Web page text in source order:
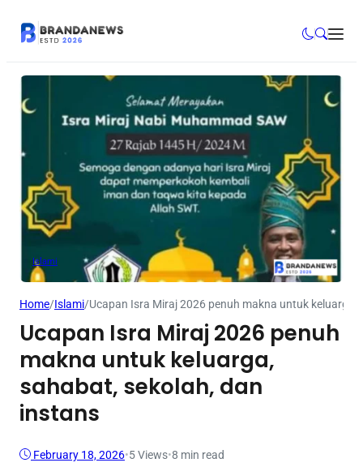
Islami
Home/Islami/Ucapan Isra Miraj 2026 penuh makna untuk
Ucapan Isra Miraj 2026 penuh
makna untuk keluarga,
sahabat, sekolah, dan
instans
February 18, 2026•5Views•8 min read